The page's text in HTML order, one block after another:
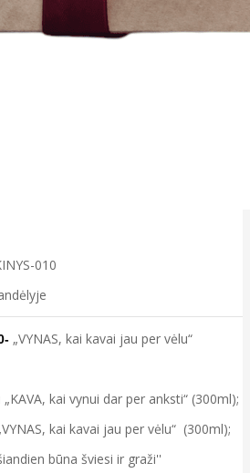
010
„VYNAS, kai kavai jau per vėlu“
kai vynui dar per anksti“ (300ml);
kai kavai jau per vėlu“ (300ml);
būna šviesi ir graži''